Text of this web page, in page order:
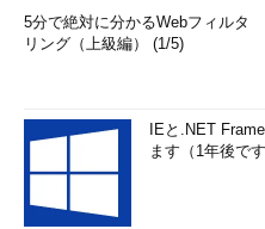
5分で絶対に分かるWebフィルタ
リング（上級編） (1/5)
IEと.NET
ます（1年後で